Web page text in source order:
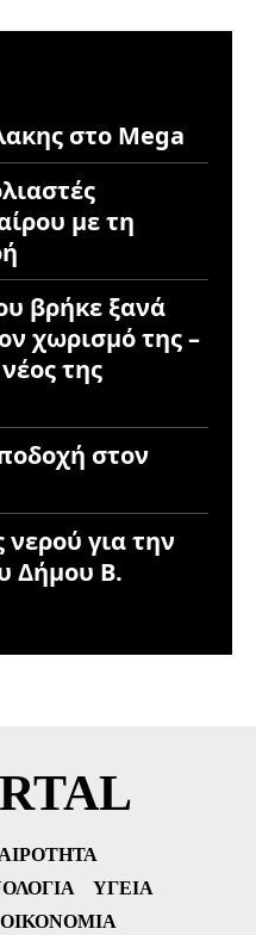
στο Mega
με τη
βρήκε ξανά
χωρισμό της –
της
στον
νερού για την
Δήμου Β.
ΥΓΕΊΑ
ΟΙΚΟΝΟΜΊΑ